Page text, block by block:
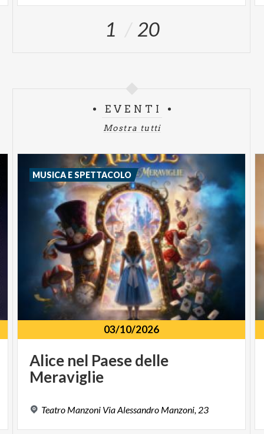
durante lo spettacolo.
rispondere ad una domanda cruciale:
“Se questo è amore… perché mi fa così male?”
Biglietti
Galleria€ 35,00Platea€ 40,00Balconata€ 40,00
1 20
EVENTI
Mostra tutti
03/10/2026
Alice nel Paesedelle
Meraviglie
Teatro Manzoni ViaAlessandro Manzoni, 23
MUSICA E SPETTACOLO